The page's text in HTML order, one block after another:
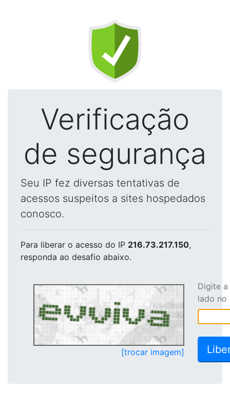
Verificação
de segurança
Seu IP fez diversas tentativas de
acessos suspeitos a sites hospedados
conosco.
Para liberar o acesso do IP 216.73.217.150,
responda ao desafio abaixo.
[trocar imagem]
Digite
lado no